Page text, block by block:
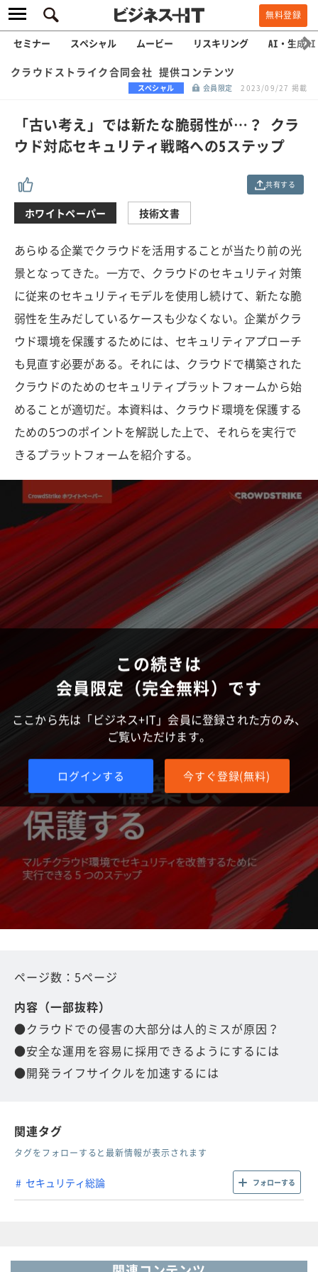
無料登録
セミナー スペシャル ムービー リスキリング AI・生成AI
クラウドストライク合同会社 提供コンテンツ
スペシャル 会員限定 2023/09/27 掲載
「古い考え」では新たな脆弱性が…？ クラ
ウド対応セキュリティ戦略への5ステップ
共有する
ホワイトペーパー 技術文書
あらゆる企業でクラウドを活用することが当たり前の光
景となってきた。一方で、クラウドのセキュリティ対策
に従来のセキュリティモデルを使用し続けて、新たな脆
弱性を生みだしているケースも少なくない。企業がクラ
ウド環境を保護するためには、セキュリティアプローチ
も見直す必要がある。それには、クラウドで構築された
クラウドのためのセキュリティプラットフォームから始
めることが適切だ。本資料は、クラウド環境を保護する
ための5つのポイントを解説した上で、それらを実行で
きるプラットフォームを紹介する。
この続きは
会員限定（完全無料）です
ここから先は「ビジネス+IT」会員に登録された方のみ、
ご覧いただけます。
ログインする 今すぐ登録(無料)
ページ数：5ページ
内容（一部抜粋）
●クラウドでの侵害の大部分は人的ミスが原因？
●安全な運用を容易に採用できるようにするには
●開発ライフサイクルを加速するには
関連タグ
タグをフォローすると最新情報が表示されます
セキュリティ総論 フォローする